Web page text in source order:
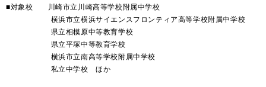
■対象校 川崎市立川崎高等学校附属中学校
横浜市立横浜サイエンスフロンティア高等学校附属中学校
県立相模原中等教育学校
県立平塚中等教育学校
横浜市立南高等学校附属中学校
私立中学校 ほか